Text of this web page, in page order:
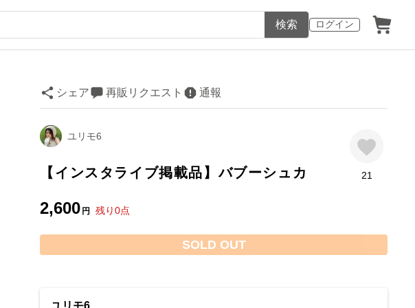
ログイン
検索
シェア 再販リクエスト 通報
ユリモ6
【インスタライブ掲載品】バブーシュカ
2,600 円 残り0点
21
SOLD OUT
ユリモ6